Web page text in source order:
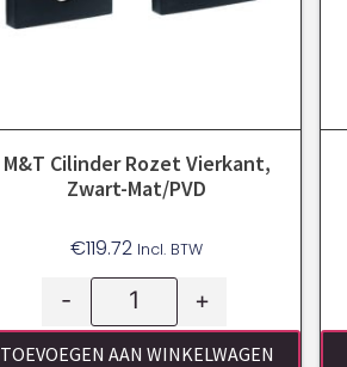
M&T Cilinder Rozet Vierkant,
Zwart-Mat/PVD
€119.72 Incl. BTW
- +
TOEVOEGEN AAN WINKELWAGEN